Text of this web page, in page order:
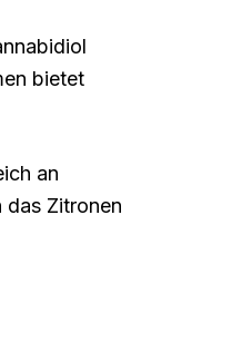
bietet
an
das Zitronen